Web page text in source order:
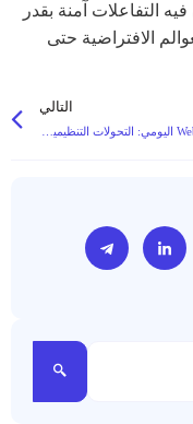
التفاعلات آمنة بقدر
الافتراضية حتى
التالي
ملخص Web3 اليومي: التحولات التنظيمية، ومعالم DeFi، والتعاون في مجال العملات الرقمية عبر الحدود